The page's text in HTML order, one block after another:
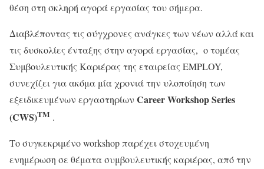
θέση στη σκληρή αγορά εργασίας του σήμερα.
Διαβλέποντας τις σύγχρονες ανάγκες των νέων αλλά και
τις δυσκολίες ένταξης στην αγορά εργασίας, ο τομέας
Συμβουλευτικής Καριέρας της εταιρείας EMPLOY,
συνεχίζει για ακόμα μία χρονιά την υλοποίηση των
εξειδικευμένων εργαστηρίων CareerWorkshopSeries
(CWS)TM .
Το συγκεκριμένο workshop παρέχει στοχευμένη
ενημέρωση σε θέματα συμβουλευτικής καριέρας, από την